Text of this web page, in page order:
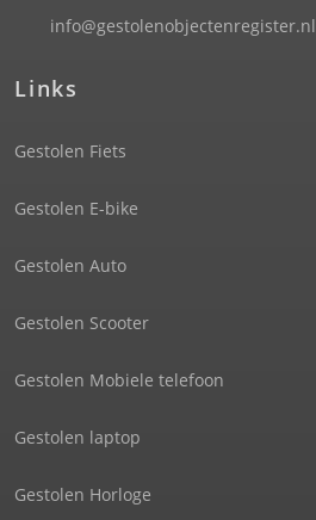
info@gestolenobjectenregister.nl
Links
Gestolen Fiets
Gestolen E-bike
Gestolen Auto
Gestolen Scooter
Gestolen Mobiele telefoon
Gestolen laptop
Gestolen Horloge